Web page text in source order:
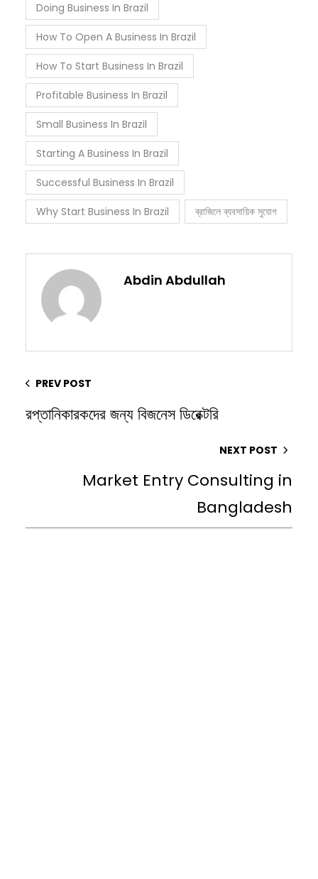
Doing Business In Brazil
How To Open A Business In Brazil
How To Start Business In Brazil
Profitable Business In Brazil
Small Business In Brazil
Starting A Business In Brazil
Successful Business In Brazil
Why Start Business In Brazil ব্রাজিলে ব্যবসায়িক সুযোগ
Abdin Abdullah
PREV POST
রপ্তানিকারকদের জন্য বিজনেস ডিরেক্টরি
NEXT POST
Market Entry Consulting in
Bangladesh